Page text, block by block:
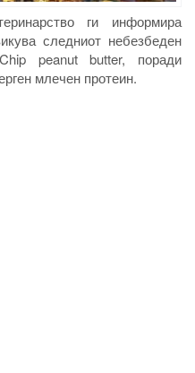
ги информира
следниот небезбеден
peanut butter, поради
млечен протеин.